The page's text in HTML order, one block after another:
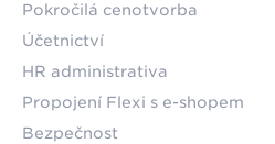
Pokročilá cenotvorba
Účetnictví
HR administrativa
Propojení Flexi s e-shopem
Bezpečnost